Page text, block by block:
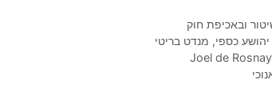
ובאכיפת חוק
יהושע כספי, מנדט בריטי
Joel de